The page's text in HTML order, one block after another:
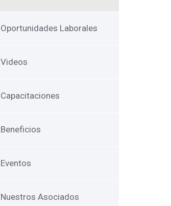
Oportunidades Laborales
Videos
Capacitaciones
Beneficios
Eventos
Nuestros Asociados